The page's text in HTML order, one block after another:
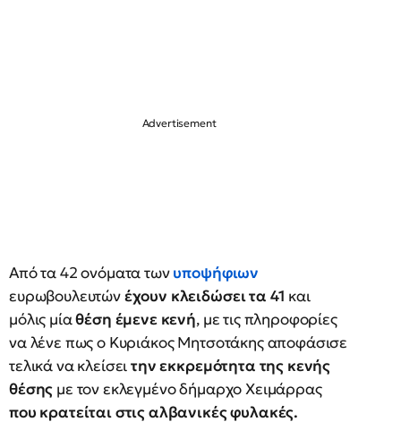
Από τα 42 ονόματα τωνυποψήφιων
ευρωβουλευτώνέχουν κλειδώσει τα 41 και
μόλις μίαθέση έμενε κενή, με τις πληροφορίες
να λένε πως ο Κυριάκος Μητσοτάκης αποφάσισε
τελικά να κλείσειτην εκκρεμότητα της κενής
θέσης με τον εκλεγμένο δήμαρχο Χειμάρρας
που κρατείται στις αλβανικές φυλακές.